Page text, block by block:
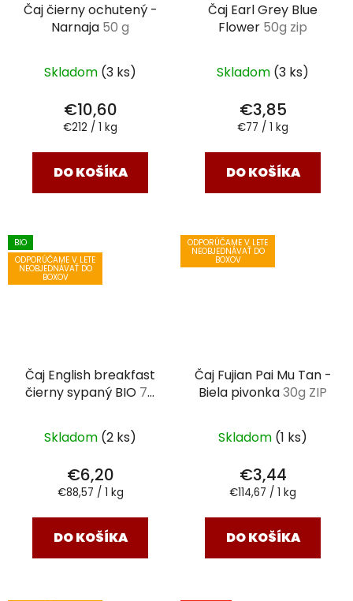
Čaj čierny ochutený -
Narnaja 50 g
Skladom (3 ks)
€10,60
Jednotková
€212 / 1 kg
DO KOŠÍKA
Čaj Earl Grey Blue
Flower 50g zip
Skladom (3 ks)
€3,85
Jednotková
€77 / 1 kg
DO KOŠÍKA
BIO
ODPORÚČAME V LETE
NEOBJEDNÁVAŤ DO
BOXOV
Čaj English breakfast
čierny sypaný BIO 70
Skladom (2 ks)
€6,20
Jednotková
€88,57 / 1 kg
DO KOŠÍKA
ODPORÚČAME V LETE
NEOBJEDNÁVAŤ DO
BOXOV
Čaj Fujian Pai Mu Tan -
Biela pivonka30g ZIP
Skladom (1 ks)
€3,44
Jednotková
€114,67 / 1 kg
DO KOŠÍKA